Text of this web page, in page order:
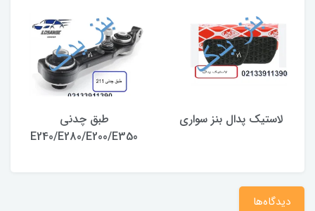
لاستیک پدال بنز سواری
طبق چدنی
E240/E280/E200/E350
دیدگاه‌ها